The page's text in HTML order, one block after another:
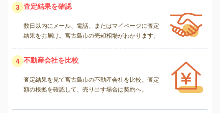
3 査定結果を確認
数日以内にメール、電話、またはマイページに査定
結果をお届け。宮古島市の売却相場がわかります。
4 不動産会社を比較
査定結果を見て宮古島市の不動産会社を比較。査定
額の根拠を確認して、売り出す場合は契約へ。